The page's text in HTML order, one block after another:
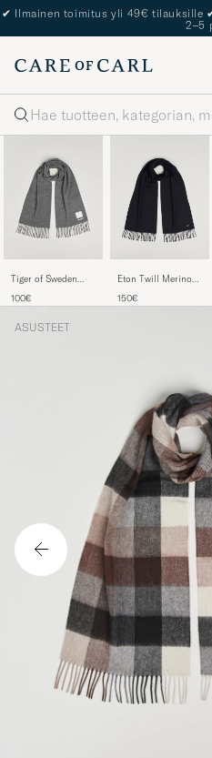
✔ Ilmainen toimitus yli 49€ tilauksille
2–5
Haku
Tiger of Sweden
Charcoal
100€
Eton Twill Merino
Blue
150€
ASUSTEET